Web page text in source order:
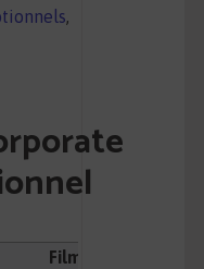
,
Film Corporate